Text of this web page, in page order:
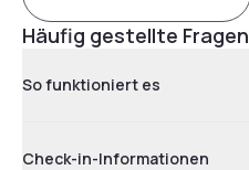
Häufig gestellte Fragen
So funktioniert es
Check-in-Informationen